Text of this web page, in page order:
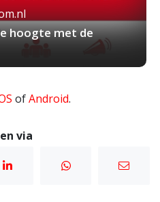
hoogte met de
ofAndroid.
via